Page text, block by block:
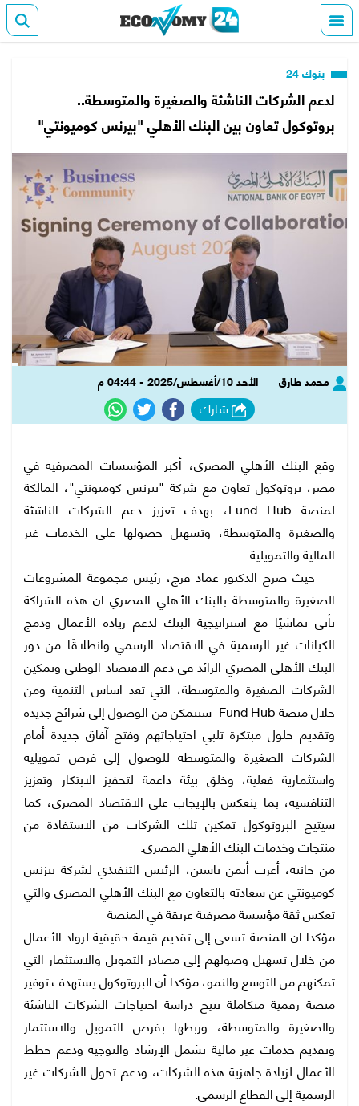
بنوك 24
لدعم الشركات الناشئة والصغيرة والمتوسطة..
بروتوكول تعاون بين البنك الأهلي "بيرنس كوميونتي"
محمد طارق الأحد 10/أغسطس/2025 - 04:44 م
شارك
وقع البنك الأهلي المصري، أكبر المؤسسات المصرفية في
مصر، بروتوكول تعاون مع شركة "بيرنس كوميونتي"، المالكة
لمنصة Fund Hub، بهدف تعزيز دعم الشركات الناشئة
والصغيرة والمتوسطة، وتسهيل حصولها على الخدمات غير
المالية والتمويلية.
حيث صرح الدكتور عماد فرج، رئيس مجموعة المشروعات
الصغيرة والمتوسطة بالبنك الأهلي المصري ان هذه الشراكة
تأتي تماشيًا مع استراتيجية البنك لدعم ريادة الأعمال ودمج
الكيانات غير الرسمية في الاقتصاد الرسمي وانطلاقًا من دور
البنك الأهلي المصري الرائد في دعم الاقتصاد الوطني وتمكين
الشركات الصغيرة والمتوسطة، التي تعد اساس التنمية ومن
خلال منصة Fund Hub سنتمكن من الوصول إلى شرائح جديدة
وتقديم حلول مبتكرة تلبي احتياجاتهم وفتح آفاق جديدة أمام
الشركات الصغيرة والمتوسطة للوصول إلى فرص تمويلية
واستثمارية فعلية، وخلق بيئة داعمة لتحفيز الابتكار وتعزيز
التنافسية، بما ينعكس بالإيجاب على الاقتصاد المصري، كما
سيتيح البروتوكول تمكين تلك الشركات من الاستفادة من
منتجات وخدمات البنك الأهلي المصري.
من جانبه، أعرب أيمن ياسين، الرئيس التنفيذي لشركة بيزنس
كوميونتي عن سعادته بالتعاون مع البنك الأهلي المصري والتي
تعكس ثقة مؤسسة مصرفية عريقة في المنصة
مؤكدا ان المنصة تسعى إلى تقديم قيمة حقيقية لرواد الأعمال
من خلال تسهيل وصولهم إلى مصادر التمويل والاستثمار التي
تمكنهم من التوسع والنمو، مؤكدا أن البروتوكول يستهدف توفير
منصة رقمية متكاملة تتيح دراسة احتياجات الشركات الناشئة
والصغيرة والمتوسطة، وربطها بفرص التمويل والاستثمار
وتقديم خدمات غير مالية تشمل الإرشاد والتوجيه ودعم خطط
الأعمال لزيادة جاهزية هذه الشركات، ودعم تحول الشركات غير
الرسمية إلى القطاع الرسمي.